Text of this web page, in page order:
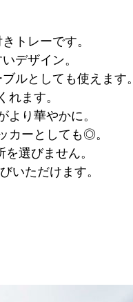
トレーです。
デザイン。
ルとしても使えます。
ます。
り華やかに。
カーとしても◎。
選びません。
いただけます。